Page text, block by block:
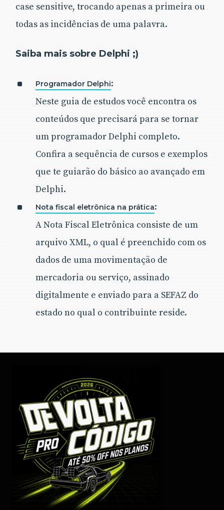
case sensitive, trocando apenas a primeira ou
todas as incidências de uma palavra.
Saiba mais sobre Delphi ;)
Programador Delphi:
Neste guia de estudos você encontra os
conteúdos que precisará para se tornar
um programador Delphi completo.
Confira a sequência de cursos e exemplos
que te guiarão do básico ao avançado em
Delphi.
Nota fiscal eletrônica na prática:
A Nota Fiscal Eletrônica consiste de um
arquivo XML, o qual é preenchido com os
dados de uma movimentação de
mercadoria ou serviço, assinado
digitalmente e enviado para a SEFAZ do
estado no qual o contribuinte reside.